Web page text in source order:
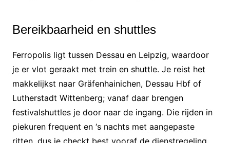
Bereikbaarheid en shuttles
Ferropolis ligt tussen Dessau en Leipzig, waardoor
je er vlot geraakt met trein en shuttle. Je reist het
makkelijkst naar Gräfenhainichen, Dessau Hbf of
Lutherstadt Wittenberg; vanaf daar brengen
festivalshuttles je door naar de ingang. Die rijden in
piekuren frequent en ‘s nachts met aangepaste